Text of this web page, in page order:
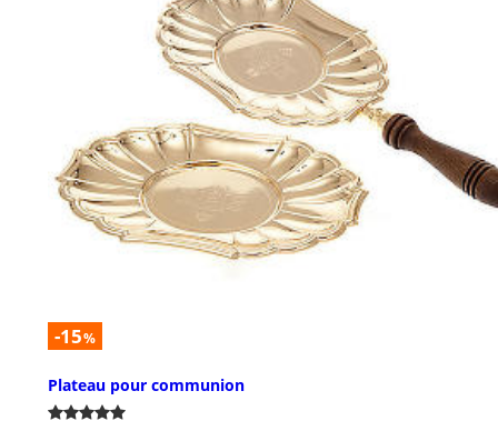
-15%
Plateau pour communion